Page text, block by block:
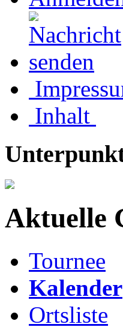
Inhalt
Aktuelle
Tournee
Kalender
Ortsliste